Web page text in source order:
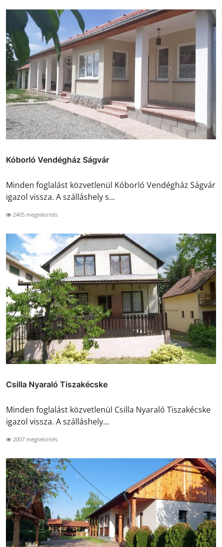
Kóborló Vendégház Ságvár
Minden foglalást közvetlenül Kóborló Vendégház Ságvár
igazol vissza. A szálláshely s...
2405 megtekintés
Csilla Nyaraló Tiszakécske
Minden foglalást közvetlenül Csilla Nyaraló Tiszakécske
igazol vissza. A szálláshely...
2007 megtekintés